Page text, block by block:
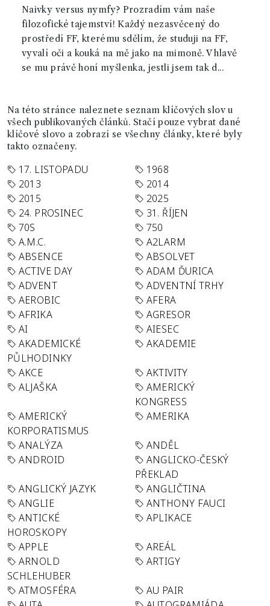
Naivky versus nymfy? Prozradím vám naše
filozofické tajemství! Každý nezasvěcený do
prostředí FF, kterému sdělím, že studuji na FF,
vyvalí oči a kouká na mě jako na mimoně. V hlavě
se mu právě honí myšlenka, jestli jsem tak d...
Na této stránce naleznete seznam klíčových slov u
všech publikovaných článků. Stačí pouze vybrat dané
klíčové slovo a zobrazí se všechny články, které byly
takto označeny.
17. LISTOPADU
1968
2013
2014
2015
2025
24. PROSINEC
31. ŘÍJEN
70S
750
A.M.C.
A2LARM
ABSENCE
ABSOLVET
ACTIVE DAY
ADAM ĎURICA
ADVENT
ADVENTNÍ TRHY
AEROBIC
AFERA
AFRIKA
AGRESOR
AI
AIESEC
AKADEMICKÉ
PŮLHODINKY
AKADEMIE
AKCE
AKTIVITY
ALJAŠKA
AMERICKÝ
KONGRESS
AMERICKÝ
KORPORATISMUS
AMERIKA
ANALÝZA
ANDĚL
ANDROID
ANGLICKO-ČESKÝ
PŘEKLAD
ANGLICKÝ JAZYK
ANGLIČTINA
ANGLIE
ANTHONY FAUCI
ANTICKÉ
HOROSKOPY
APLIKACE
APPLE
AREÁL
ARNOLD
SCHLEHUBER
ARTIGY
ATMOSFÉRA
AU PAIR